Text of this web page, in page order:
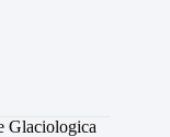
Glaciologica